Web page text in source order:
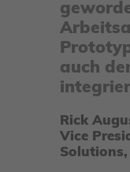
auch
Rick
Vice